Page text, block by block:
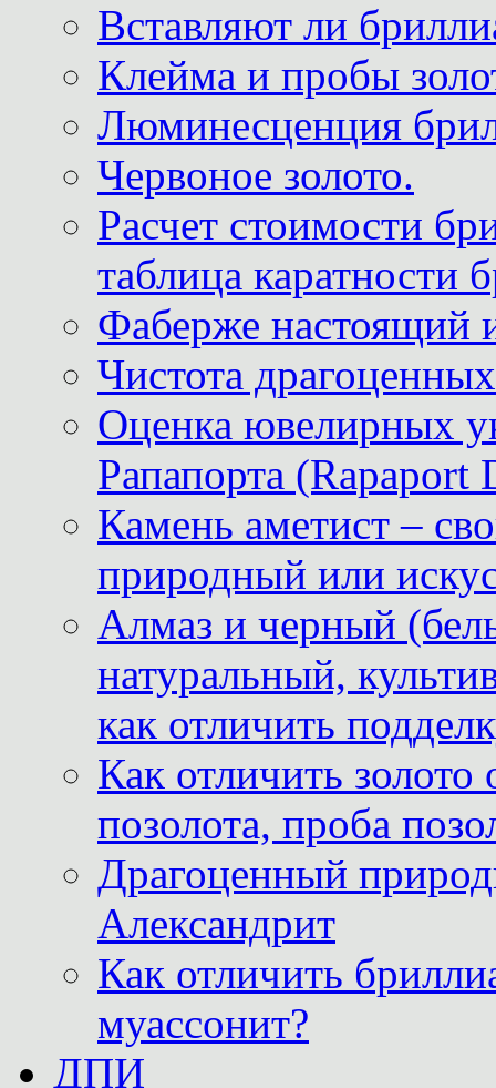
Вставляют ли
Клейма и пробы
Люминесценция
Червоное золото.
Расчет стоимости
таблица каратности
Фаберже настоящий
Чистота
Оценка ювелирных
Рапапорта (Rapaport
Камень аметист –
природный или
Алмаз и черный
натуральный,
как отличить
Как отличить
позолота, проба
Драгоценный
Александрит
Как отличить
муассонит?
ДПИ